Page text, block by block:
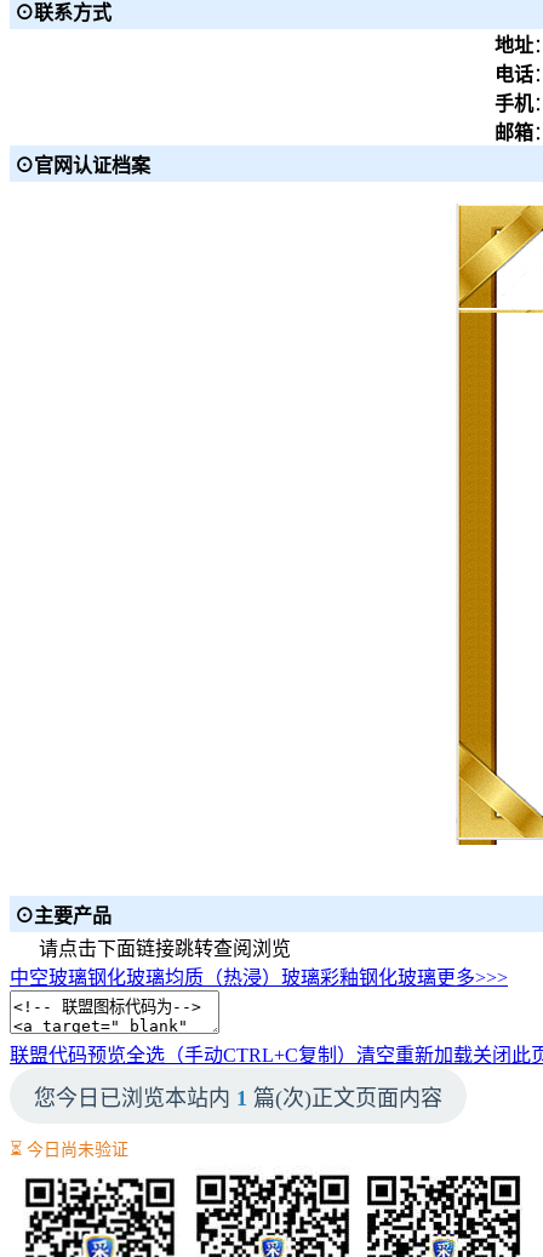
⊙联系方式
地址
电话
手机
邮箱
⊙官网认证档案
⊙主要产品
请点击下面链接跳转查阅浏览
中空玻璃钢化玻璃均质（热浸）玻璃彩釉钢化玻璃更多>>>
联盟代码预览全选（手动CTRL+C复制） 清空重新加载关闭此
您今日已浏览本站内 1 篇(次)正文页面内容
⏳ 今日尚未验证